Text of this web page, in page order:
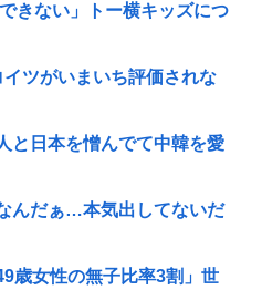
きない」トー横キッズにつ
ツがいまいち評価されな
と日本を憎んでて中韓を愛
んだぁ…本気出してないだ
歳女性の無子比率3割」世